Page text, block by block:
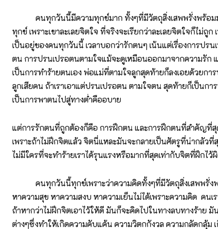
คนทุกวันนี้มีความทุกข์มาก ทั้งๆที่มีวัตถุสิ่งเสพพรั่งพร้อมม
ทุกข์ เพราะเขาละเลยจิตใจ ที่จริงจะเรียกว่าละเลยจิตใจก็ไม่ถูก
เป็นอยู่ของคนทุกวันนี้ เวลาบอกว่ารักตนๆ เน้นแต่เรื่องการปรน
ตน การปรนเปรอตนตามใจแม้จะดูเหมือนออกมาจากความรัก
เป็นการทำร้ายตนเอง พ่อแม่ที่ตามใจลูกสุดท้ายก็ลงเอยด้วยกา
ลูกเสียคน ถ้าเราเอาแต่ปรนเปรอตน ตามใจตน สุดท้ายก็เป็นกา
เป็นการพาตนไปสู่ทางต่ำคืออบาย
แต่การรักตนที่ถูกต้องก็คือ การฝึกตน และการฝึกตนที่สำคัญที่
เพราะถ้าไม่ฝึกจิตแล้ว จิตนี่แหละมันจะกลายเป็นศัตรูที่น่ากลัวที่
ไม่มีใครที่จะทำร้ายเราได้รุนแรงหรือมากที่สุดเท่ากับจิตที่ฝึกไว้
คนทุกวันนี้ทุกข์เพราะว่าความคิดทั้งๆที่มีวัตถุสิ่งเสพพรั่ง
หาความสุข หาความสงบ หาความเย็นไม่ได้เพราะความคิด คนเ
ถ้าหากว่าไม่ฝึกจิตเอาไว้ให้ดี มันก็จะคิดไปในทางลบทางร้าย มั
ต่างๆซึ่งทำให้เกิดความคับแค้น ความวิตกกังวล ความกลัดกลุ้ม